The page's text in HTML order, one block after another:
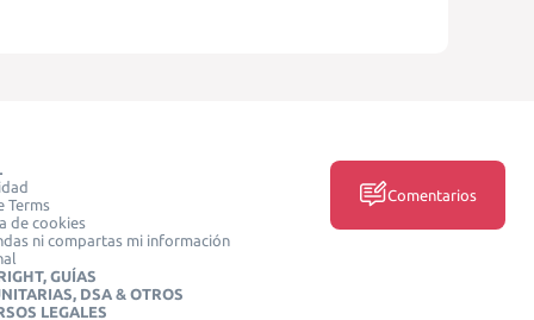
Terms
de cookies
ni compartas mi información
GUÍAS
DSA & OTROS
LEGALES
Comentarios